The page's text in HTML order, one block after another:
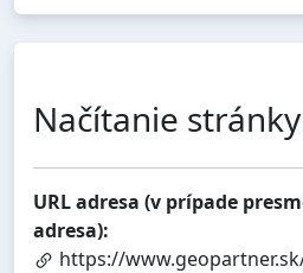
Načítanie stránky
URL adresa (v prípade
adresa):
https://